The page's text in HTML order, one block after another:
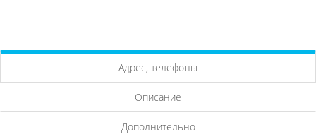
Адрес, телефоны
Описание
Дополнительно